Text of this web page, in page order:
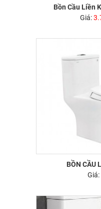
Bồn Cầu Liền
Giá:
BỒN CẦU
Giá: